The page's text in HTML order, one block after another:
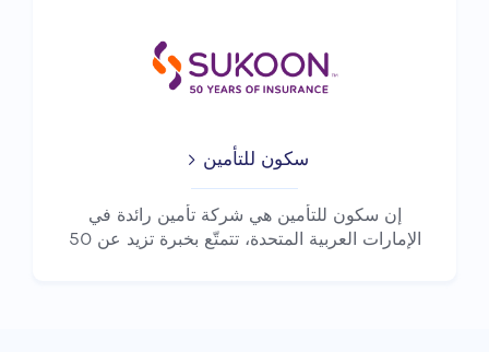
سكون للتأمين
إن سكون للتأمين هي شركة تأمين رائدة في
الإمارات العربية المتحدة، تتمتّع بخبرة تزيد عن 50